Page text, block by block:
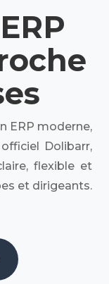
ERP moderne,
Dolibarr,
flexible et
et dirigeants.